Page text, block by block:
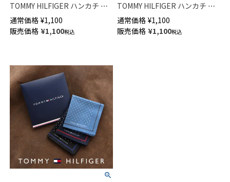
TOMMY HILFIGER ハンカチ マ
ドラスチェック柄 綿100％ メン
ズ 【365日最短翌日発送】
02582163
通常価格 ¥1,100
販売価格 ¥1,100税込
TOMMY HILFIGER ハンカチ ア
ーガイル柄 綿100％ メンズ
【365日最短翌日発送】
02582162
通常価格 ¥1,100
販売価格 ¥1,100税込